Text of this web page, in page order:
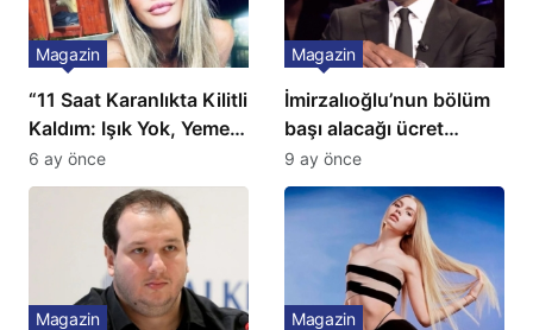
“11 Saat Karanlıkta Kilitli
Kaldım: Işık Yok, Yemek
Yok, Tuvalet Yok!”
Çağla Şikel’den Şok
Magazin
6 ay önce
İmirzalıoğlu’nun bölüm
başı alacağı ücret
Türkiye’de bir ilk:
Gözünü 2 ilçeye dikti!
Magazin
9 ay önce
Magazin Magazin